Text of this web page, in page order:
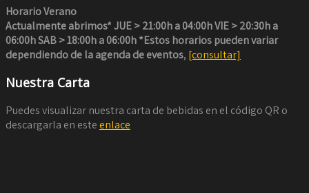
Horario Verano
Actualmente abrimos*JUE > 21:00h a 04:00hVIE > 20:30h a
06:00hSAB > 18:00h a 06:00h*Estos horarios pueden variar
dependiendo de la agenda de eventos, [consultar]
Nuestra Carta
Puedes visualizar nuestra carta de bebidas en el código QR o
descargarla en esteenlace